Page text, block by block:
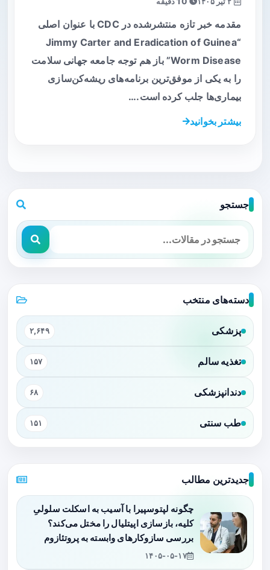
مقدمه خبر تازه منتشرشده در CDC با عنوان اصلی
“Jimmy Carter and Eradication of Guinea
Worm Disease” باز هم توجه جامعه جهانی سلامت
را به یکی از موفق‌ترین برنامه‌های ریشه‌کن‌سازی
بیماری‌ها جلب کرده است.…
بیشتر بخوانید
جستجو
دسته‌های منتخب
پزشکی ۲,۶۴۹
تغذیه سالم ۱۵۷
دندانپزشکی ۶۸
طب سنتی ۱۵۱
جدیدترین مطالب
چگونه لپتوسپیرا با آسیب به اسکلت سلولیِ
کلیه، بازسازی اپیتلیال را مختل می‌کند؟
بررسی سازوکارهای وابسته به پروتئازوم
۱۴۰۵-۰۵-۱۷